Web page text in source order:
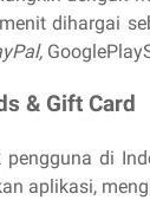
dihargai
& Gift Card
di
aplikasi,